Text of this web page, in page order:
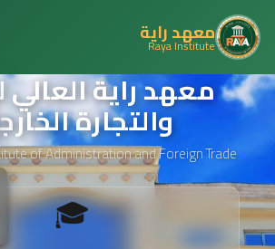
معهد راية
Raya Institute
معهد راية العالي
والتجارة
of Administration and Foreign Trade
🎓